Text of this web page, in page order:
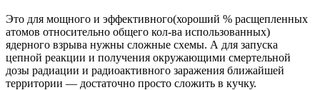
Это для мощного и эффективного(хороший % расщепленных
атомов относительно общего кол-ва использованных)
ядерного взрыва нужны сложные схемы. А для запуска
цепной реакции и получения окружающими смертельной
дозы радиации и радиоактивного заражения ближайшей
территории — достаточно просто сложить в кучку.